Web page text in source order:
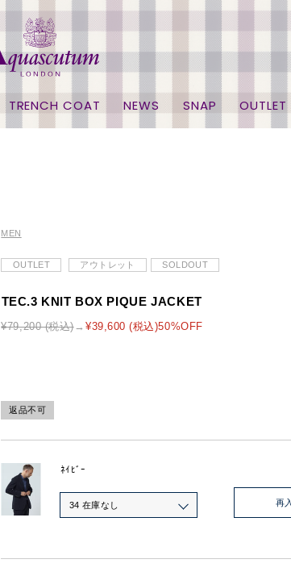
TRENCH COAT NEWS SNAP OUTLET
MEN
OUTLET アウトレット SOLDOUT
TEC.3 KNIT BOX PIQUE JACKET
¥79,200 (税込) ¥39,600 (税込)50%OFF
返品不可
ﾈｲﾋﾞｰ
34 在庫なし 再